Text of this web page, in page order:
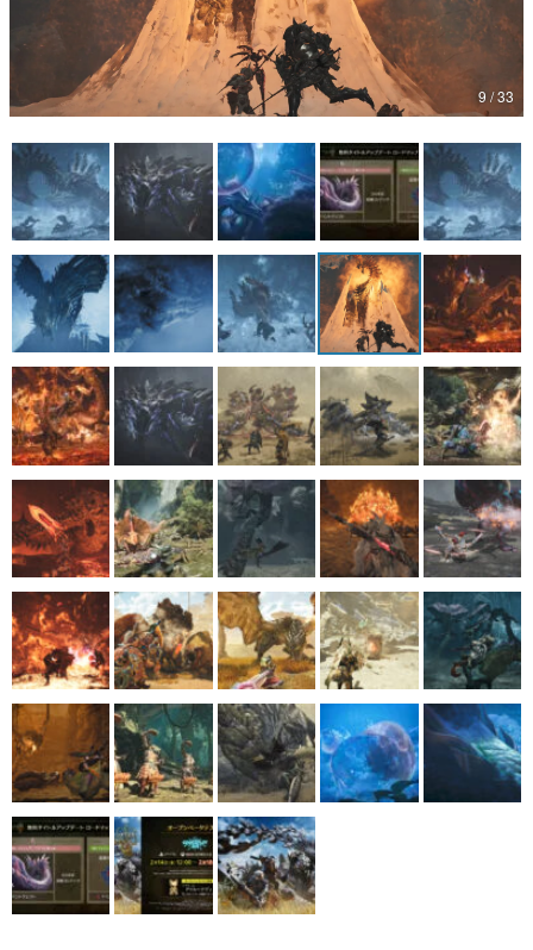
カテゴリ
特集記事
マンガ
女性向け
アプリレビュー
その他
電ファミニコゲーマーとは？
運営：株式会社マレ
9 / 33